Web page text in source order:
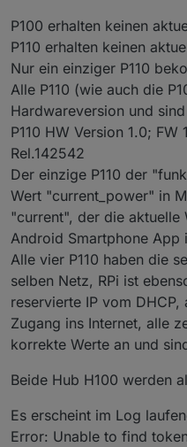
P100 erhalten keinen
P110 erhalten keinen
Nur ein einziger P110
Alle P110 (wie auch die
Hardwareversion und
P110 HW Version 1.0;
Rel.142542
Der einzige P110 der
Wert "current_power" in
"current", der die aktuelle
Android Smartphone App
Alle vier P110 haben die
selben Netz, RPi ist
reservierte IP vom
Zugang ins Internet, alle
korrekte Werte an und
Beide Hub H100 werden
Es erscheint im Log
Error: Unable to find